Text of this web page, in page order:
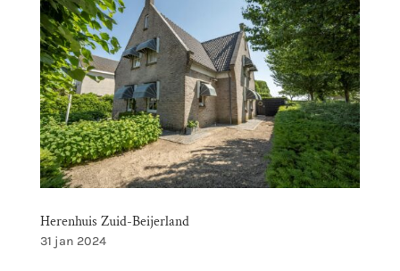
Herenhuis Zuid-Beijerland
31 jan 2024